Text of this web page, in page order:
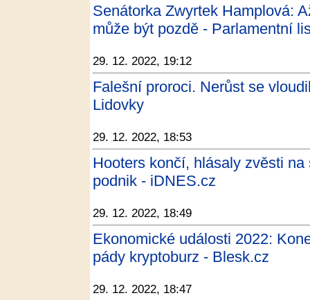
Senátorka Zwyrtek Hamplová:
může být pozdě - Parlamentní
29. 12. 2022, 19:12
Falešní proroci. Nerůst se
Lidovky
29. 12. 2022, 18:53
Hooters končí, hlásaly zvěsti
podnik - iDNES.cz
29. 12. 2022, 18:49
Ekonomické události 2022:
pády kryptoburz - Blesk.cz
29. 12. 2022, 18:47